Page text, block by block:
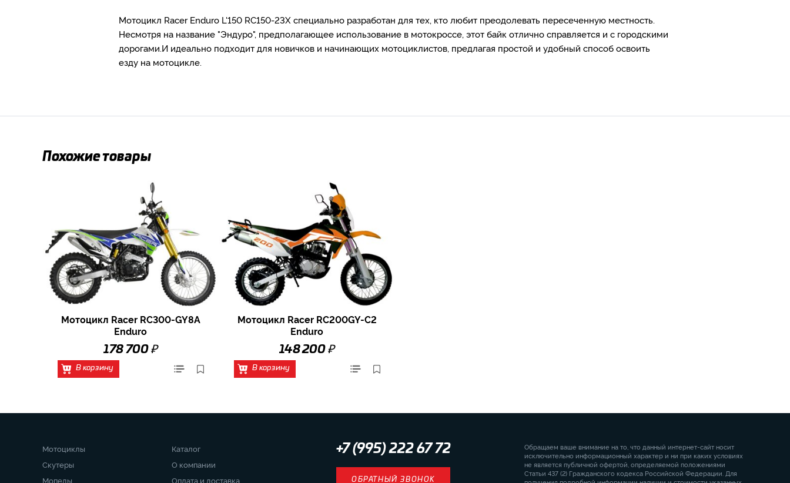
Мотоцикл Racer Enduro L'150 RC150-23X специально разработан для тех, кто любит преодолевать пересеченную местность.
Несмотря на название "Эндуро", предполагающее использование в мотокроссе, этот байк отлично справляется и с городскими
дорогами.И идеально подходит для новичков и начинающих мотоциклистов, предлагая простой и удобный способ освоить
езду на мотоцикле.
Похожие товары
Мотоцикл Racer RC300-GY8A
Enduro
178 700 ₽
В корзину
Мотоцикл Racer RC200GY-C2
Enduro
148 200 ₽
В корзину
Мотоциклы
Скутеры
Мопеды
Каталог
О компании
Оплата и доставка
+7 (995) 222 67 72
ОБРАТНЫЙ ЗВОНОК
Обращаем ваше внимание на то, что данный интернет-сайт носит
исключительно информационный характер и ни при каких условиях
не является публичной офертой, определяемой положениями
Статьи 437 (2) Гражданского кодекса Российской Федерации. Для